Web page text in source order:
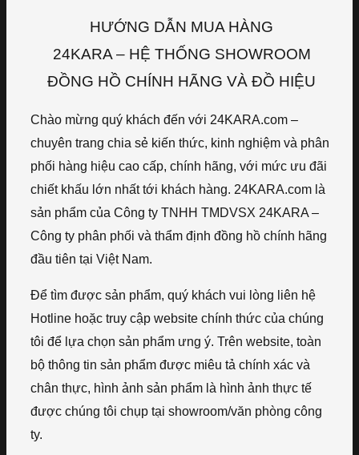
HƯỚNG DẪN MUA HÀNG
24KARA – HỆ THỐNG SHOWROOM
ĐỒNG HỒ CHÍNH HÃNG VÀ ĐỒ HIỆU
Chào mừng quý khách đến với 24KARA.com –
chuyên trang chia sẻ kiến thức, kinh nghiệm và phân
phối hàng hiệu cao cấp, chính hãng, với mức ưu đãi
chiết khấu lớn nhất tới khách hàng. 24KARA.com là
sản phẩm của Công ty TNHH TMDVSX 24KARA –
Công ty phân phối và thẩm định đồng hồ chính hãng
đầu tiên tại Việt Nam.
Để tìm được sản phẩm, quý khách vui lòng liên hệ
Hotline hoặc truy cập website chính thức của chúng
tôi để lựa chọn sản phẩm ưng ý. Trên website, toàn
bộ thông tin sản phẩm được miêu tả chính xác và
chân thực, hình ảnh sản phẩm là hình ảnh thực tế
được chúng tôi chụp tại showroom/văn phòng công
ty.